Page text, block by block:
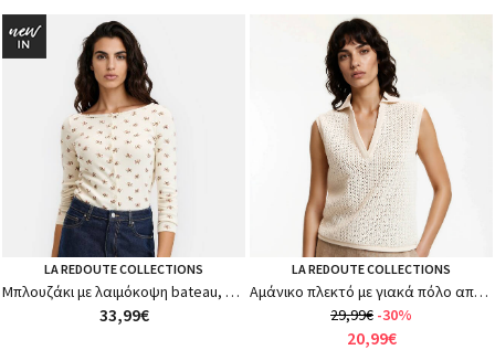
LA REDOUTE COLLECTIONS
Μπλουζάκι με λαιμόκοψη bateau, μακριά μανίκια και φλοράλ στάμπα
33,99€
LA REDOUTE COLLECTIONS
Αμάνικο πλεκτό με γιακά πόλο από ανοιχτή πλέξη
29,99€ -30%
20,99€